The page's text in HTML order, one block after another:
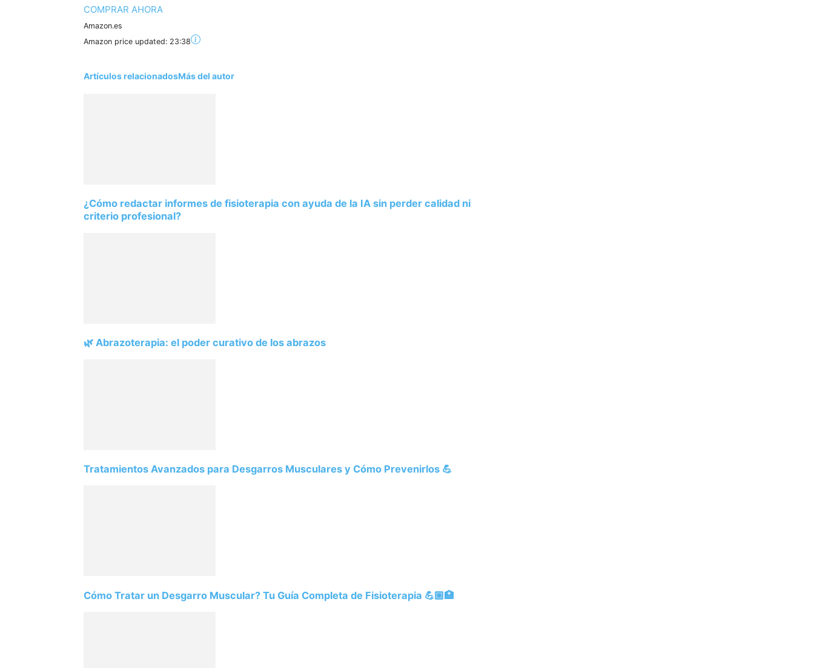
COMPRAR AHORA
Amazon.es
Amazon price updated: 23:38
Artículos relacionadosMás del autor
¿Cómo redactar informes de fisioterapia con ayuda de la IA sin perder calidad ni
criterio profesional?
🌿 Abrazoterapia: el poder curativo de los abrazos
Tratamientos Avanzados para Desgarros Musculares y Cómo Prevenirlos 💪
Cómo Tratar un Desgarro Muscular? Tu Guía Completa de Fisioterapia 💪🏼🏥